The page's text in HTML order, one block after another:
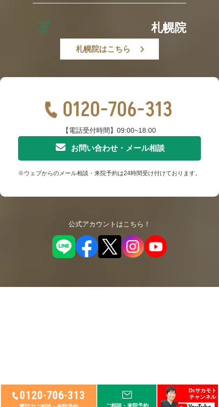
0120-706-313
ご相談・来院予約
Dr.サカモト
チャンネル
札幌院
札幌院はこちら
0120-706-313
【電話受付時間】09:00~18:00
お問い合わせ・メール相談
※ウェブからのメール相談・来院予約は24時間受け付けております。
公式アカウントはこちら！